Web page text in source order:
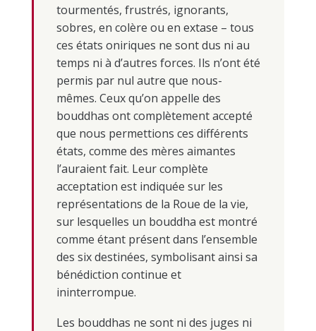
tourmentés, frustrés, ignorants,
sobres, en colère ou en extase – tous
ces états oniriques ne sont dus ni au
temps ni à d’autres forces. Ils n’ont été
permis par nul autre que nous-
mêmes. Ceux qu’on appelle des
bouddhas ont complètement accepté
que nous permettions ces différents
états, comme des mères aimantes
l’auraient fait. Leur complète
acceptation est indiquée sur les
représentations de la Roue de la vie,
sur lesquelles un bouddha est montré
comme étant présent dans l’ensemble
des six destinées, symbolisant ainsi sa
bénédiction continue et
ininterrompue.
Les bouddhas ne sont ni des juges ni